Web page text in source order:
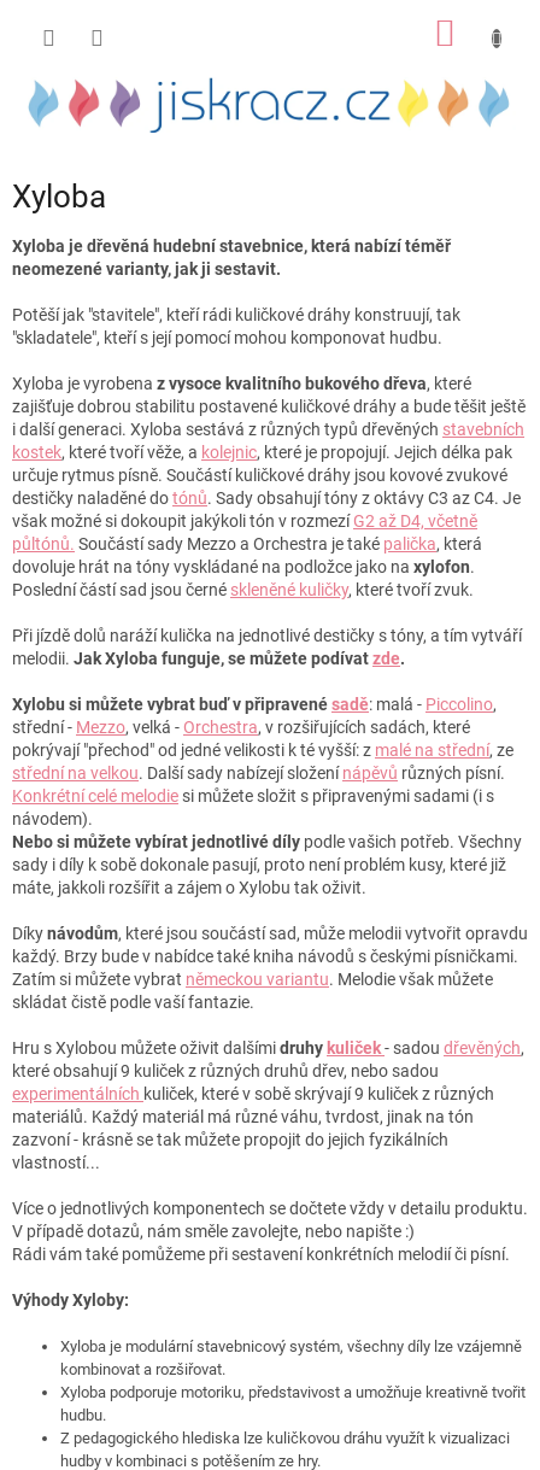
Xyloba
Xyloba je dřevěná hudební stavebnice, která nabízí téměř
neomezené varianty, jak ji sestavit.
Potěší jak "stavitele", kteří rádi kuličkové dráhy konstruují, tak
"skladatele", kteří s její pomocí mohou komponovat hudbu.
Xyloba je vyrobena z vysoce kvalitního bukového dřeva, které
zajišťuje dobrou stabilitu postavené kuličkové dráhy a bude těšit ještě
i další generaci. Xyloba sestává z různých typů dřevěných stavebních
kostek, které tvoří věže, a kolejnic, které je propojují. Jejich délka pak
určuje rytmus písně. Součástí kuličkové dráhy jsou kovové zvukové
destičky naladěné dotónů. Sady obsahují tóny z oktávy C3 az C4. Je
však možné si dokoupit jakýkoli tón v rozmezíG2 až D4, včetně
půltónů. Součástí sady Mezzo a Orchestra je také palička, která
dovoluje hrát na tóny vyskládané na podložce jako na xylofon.
Poslední částí sad jsou černé skleněné kuličky, které tvoří zvuk.
Při jízdě dolů naráží kulička na jednotlivé destičky s tóny, a tím vytváří
melodii. Jak Xyloba funguje, se můžete podívatzde.
Xylobu si můžete vybrat buď v připravenésadě: malá - Piccolino,
střední - Mezzo, velká - Orchestra, v rozšiřujících sadách, které
pokrývají "přechod" od jedné velikosti k té vyšší: z malé na střední, ze
střední na velkou. Další sady nabízejí složenínápěvů různých písní.
Konkrétní celé melodie si můžete složit s připravenými sadami (i s
návodem).
Nebo si můžete vybírat jednotlivé díly podle vašich potřeb. Všechny
sady i díly k sobě dokonale pasují, proto není problém kusy, které již
máte, jakkoli rozšířit a zájem o Xylobu tak oživit.
Díkynávodům, které jsou součástí sad, může melodii vytvořit opravdu
každý. Brzy bude v nabídce také kniha návodů s českými písničkami.
Zatím si můžete vybrat německou variantu. Melodie však můžete
skládat čistě podle vaší fantazie.
Hru s Xylobou můžete oživit dalšímidruhy kuliček- sadou dřevěných,
které obsahují 9 kuliček z různých druhů dřev, nebo sadou
experimentálních kuliček, které v sobě skrývají 9 kuliček z různých
materiálů. Každý materiál má různé váhu, tvrdost, jinak na tón
zazvoní - krásně se tak můžete propojit do jejich fyzikálních
vlastností...
Více o jednotlivých komponentech se dočtete vždy v detailu produktu.
V případě dotazů, nám směle zavolejte, nebo napište :)
Rádi vám také pomůžeme při sestavení konkrétních melodií či písní.
Výhody Xyloby:
Xyloba je modulární stavebnicový systém, všechny díly lze vzájemně
kombinovat a rozšiřovat.
Xyloba podporuje motoriku, představivost a umožňuje kreativně tvořit
hudbu.
Z pedagogického hlediska lze kuličkovou dráhu využít k vizualizaci
hudby v kombinaci s potěšením ze hry.